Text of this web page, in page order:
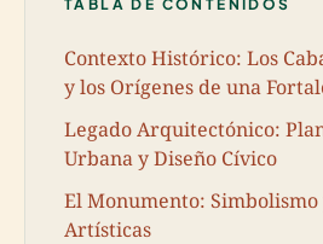
TABLA DE CONTENIDOS
Contexto Histórico: Los
y los Orígenes de una
Legado Arquitectónico:
Urbana y Diseño Cívico
El Monumento:
Artísticas